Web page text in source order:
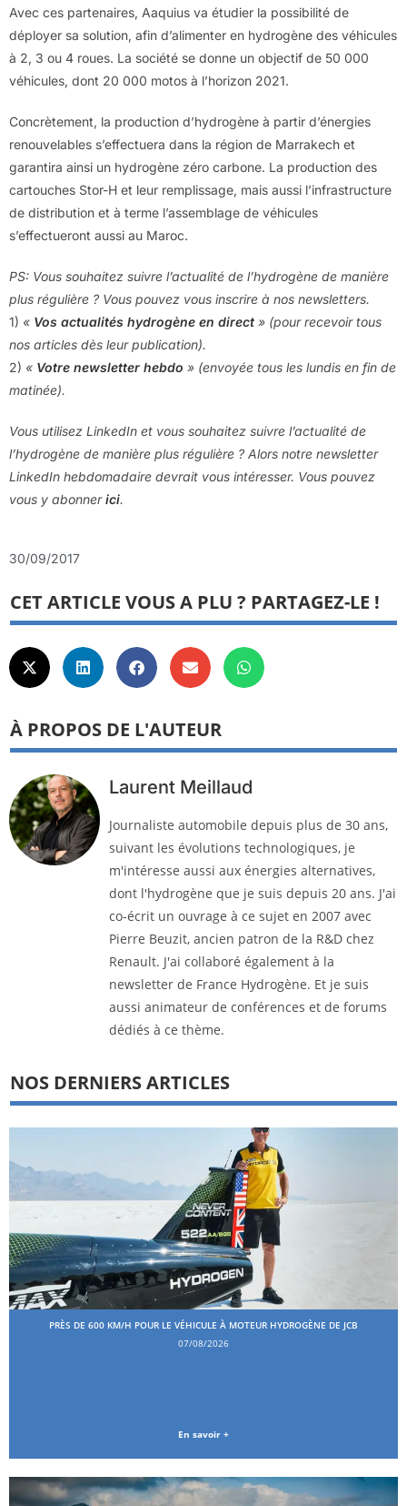
Avec ces partenaires, Aaquius va étudier la possibilité de
déployer sa solution, afin d’alimenter en hydrogène des véhicules
à 2, 3 ou 4 roues. La société se donne un objectif de 50 000
véhicules, dont 20 000 motos à l’horizon 2021.
Concrètement, la production d’hydrogène à partir d’énergies
renouvelables s’effectuera dans la région de Marrakech et
garantira ainsi un hydrogène zéro carbone. La production des
cartouches Stor-H et leur remplissage, mais aussi l’infrastructure
de distribution et à terme l’assemblage de véhicules
s’effectueront aussi au Maroc.
PS: Vous souhaitez suivre l’actualité de l’hydrogène de manière
plus régulière ? Vous pouvez vous inscrire à nos newsletters.
1) « Vos actualités hydrogène en direct » (pour recevoir tous
nos articles dès leur publication).
2) « Votre newsletter hebdo » (envoyée tous les lundis en fin de
matinée).
Vous utilisez LinkedIn et vous souhaitez suivre l’actualité de
l’hydrogène de manière plus régulière ? Alors notre newsletter
LinkedIn hebdomadaire devrait vous intéresser. Vous pouvez
vous y abonnerici.
30/09/2017
CET ARTICLE VOUS A PLU ? PARTAGEZ-LE !
À PROPOS DE L'AUTEUR
Laurent Meillaud
Journaliste automobile depuis plus de 30 ans,
suivant les évolutions technologiques, je
m'intéresse aussi aux énergies alternatives,
dont l'hydrogène que je suis depuis 20 ans. J'ai
co-écrit un ouvrage à ce sujet en 2007 avec
Pierre Beuzit, ancien patron de la R&D chez
Renault. J'ai collaboré également à la
newsletter de France Hydrogène. Et je suis
aussi animateur de conférences et de forums
dédiés à ce thème.
NOS DERNIERS ARTICLES
PRÈS DE 600 KM/H POUR LE VÉHICULE À MOTEUR HYDROGÈNE DE JCB
07/08/2026
En savoir +